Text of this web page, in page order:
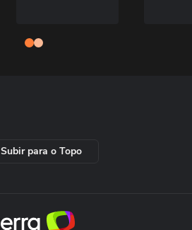
Subir para o Topo